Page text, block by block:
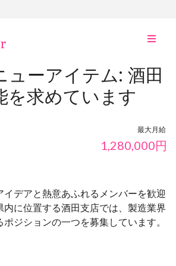
ナ
り
ューアイテム: 酒田
を求めています
最大月給
1,280,000円
イデアと熱意あふれるメンバーを歓迎
内に位置する酒田支店では、製造業界
ジションの一つを募集しています。